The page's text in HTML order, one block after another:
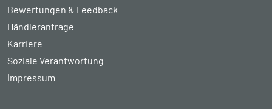
Bewertungen & Feedback
Händleranfrage
Karriere
Soziale Verantwortung
Impressum